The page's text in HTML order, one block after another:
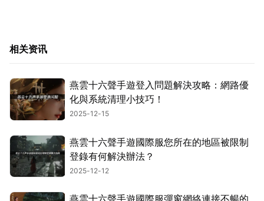
相关资讯
燕雲十六聲手遊登入問題解決攻略：網路優
化與系統清理小技巧！
2025-12-15
燕雲十六聲手遊國際服您所在的地區被限制
登錄有何解決辦法？
2025-12-12